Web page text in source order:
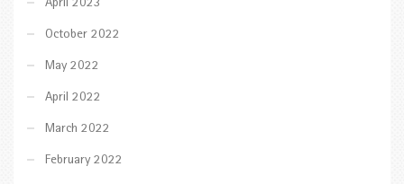
April 2023
October 2022
May 2022
April 2022
March 2022
February 2022